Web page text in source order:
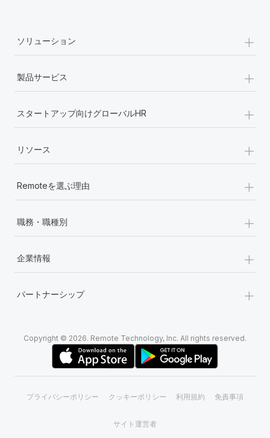
ソリューション +
製品サービス +
スタートアップ向けグローバルHR +
リソース +
Remoteを選ぶ理由 +
職務・職種別 +
企業情報 +
パートナーシップ +
Copyright © 2026. Remote Technology, Inc. All rights reserved.
プライバシーポリシー クッキーポリシー 利用規約 免責事項
サイト運営者